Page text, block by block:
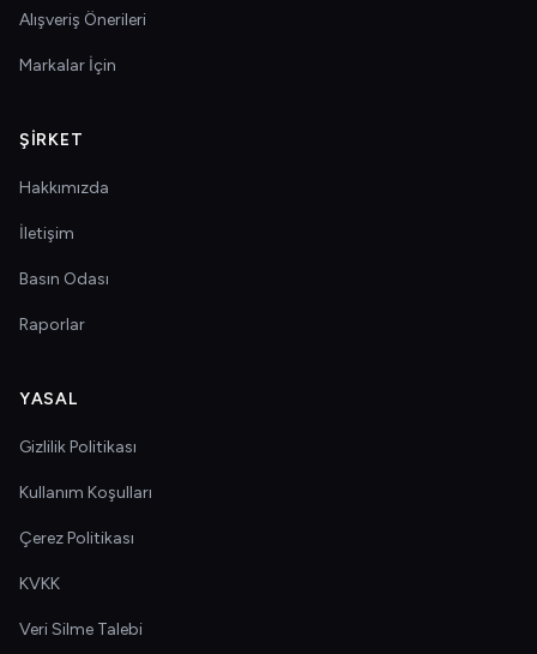
Alışveriş Önerileri
Markalar İçin
ŞIRKET
Hakkımızda
İletişim
Basın Odası
Raporlar
YASAL
Gizlilik Politikası
Kullanım Koşulları
Çerez Politikası
KVKK
Veri Silme Talebi